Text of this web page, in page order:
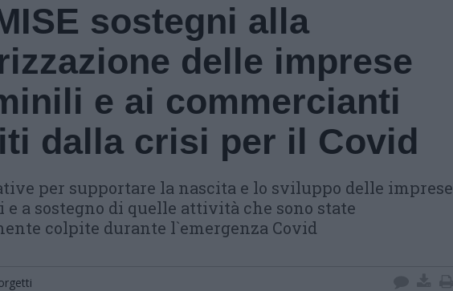
sostegni alla
delle imprese
e ai commercianti
dalla crisi per il Covid
per supportare la nascita e lo sviluppo delle imprese
a sostegno di quelle attività che sono state
colpite durante l`emergenza Covid